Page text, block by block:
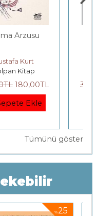
Eleme
Güven Turan
Çolpan Kitap
,00TL 243,75
Yayımlanacak (Stokta
Tümünü göster
%30